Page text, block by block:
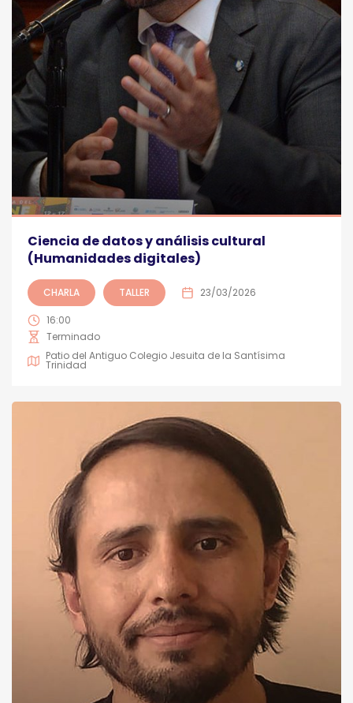
Ciencia de datos y análisis cultural
(Humanidades digitales)
CHARLA TALLER 23/03/2026
16:00
Terminado
Patio del Antiguo Colegio Jesuita de la Santísima
Trinidad